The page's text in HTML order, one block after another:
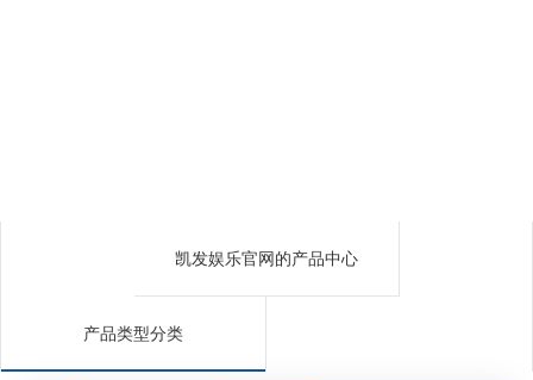
凯发娱乐官网的产品中心
产品类型分类